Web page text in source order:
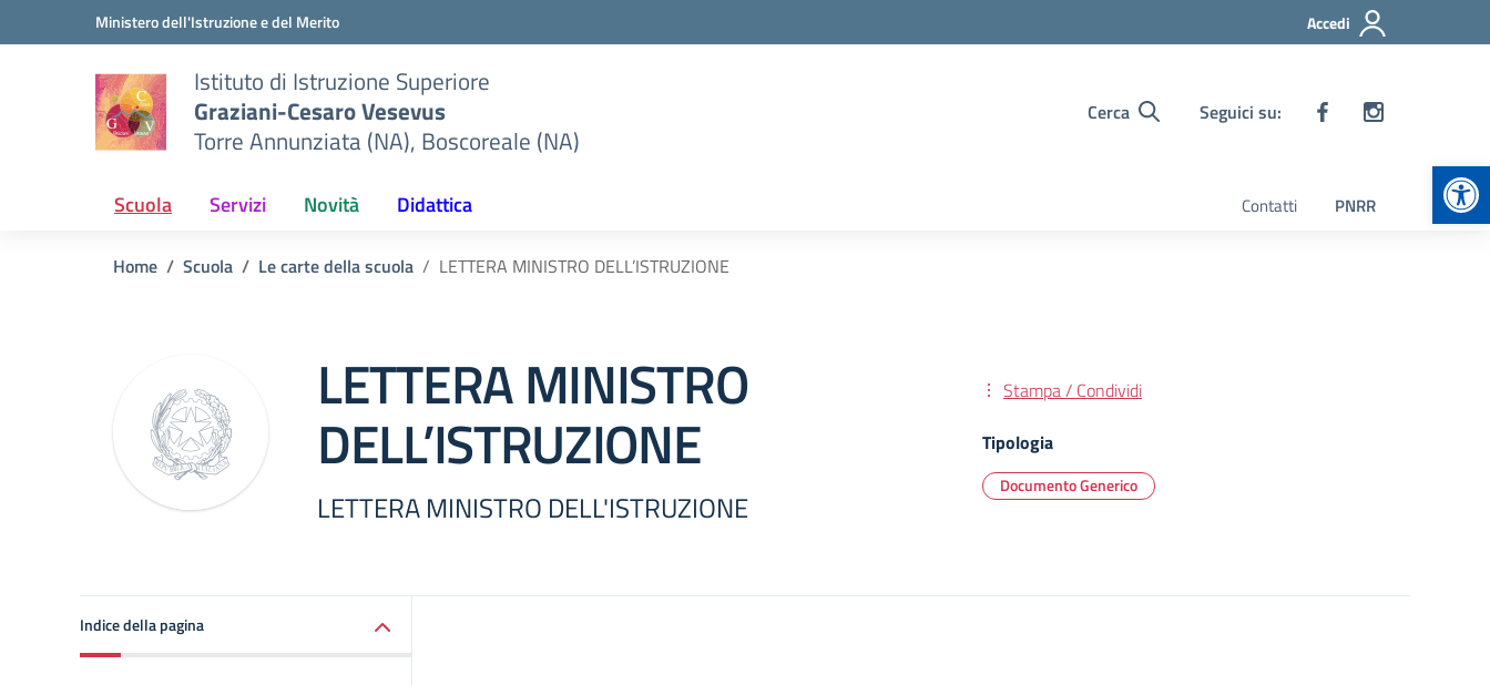
Vai ai contenuti
Vai al menu di navigazioneMinistero dell'Istruzione e del Merito Accedi
Istituto di Istruzione Superiore
Graziani-Cesaro Vesevus
Torre Annunziata (NA), Boscoreale (NA)
Cerca Seguici su:
Scuola Servizi Novità Didattica Contatti PNRR
Home Scuola Le carte della scuola LETTERA MINISTRO DELL’ISTRUZIONE
LETTERA MINISTRO
DELL’ISTRUZIONE
LETTERA MINISTRO DELL'ISTRUZIONE
Stampa / Condividi
Tipologia
Documento Generico
Indice della pagina